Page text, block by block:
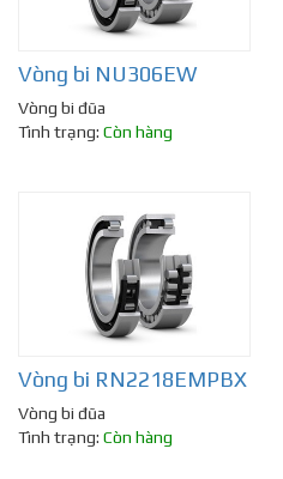
Vòng bi NU306EW
Vòng bi đũa
Tình trạng: Còn hàng
Vòng bi RN2218EMPBX
Vòng bi đũa
Tình trạng: Còn hàng